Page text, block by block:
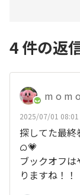
4件の返
m o m o
2025/07/01 08:01
探してた最
ᜊ💗
ブックオフ
りますね！！